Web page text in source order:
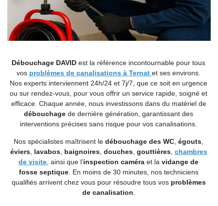
Débouchage DAVID est la référence incontournable pour tous
vos problèmes de canalisations à Ternat et ses environs.
Nos experts interviennent 24h/24 et 7j/7, que ce soit en urgence
ou sur rendez-vous, pour vous offrir un service rapide, soigné et
efficace. Chaque année, nous investissons dans du matériel de
débouchage de dernière génération, garantissant des
interventions précises sans risque pour vos canalisations.
Nos spécialistes maîtrisent le débouchage des WC, égouts,
éviers, lavabos, baignoires, douches, gouttières, chambres
de visite, ainsi que l’inspection caméra et la vidange de
fosse septique. En moins de 30 minutes, nos techniciens
qualifiés arrivent chez vous pour résoudre tous vos problèmes
de canalisation.